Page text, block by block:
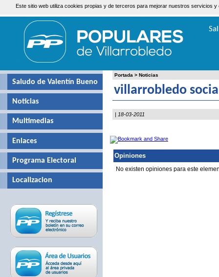
Este sitio web utiliza cookies propias y de terceros para mejorar nuestros servicios
Portada > Noticias
villarrobledo
| 18-03-2011
Opiniones
No existen opiniones para este
Saludo de Valentín Bueno
Noticias
Multimedias
Enlaces
Programa Electoral
Localizacion
Viernes, 7 de Agosto de 2026